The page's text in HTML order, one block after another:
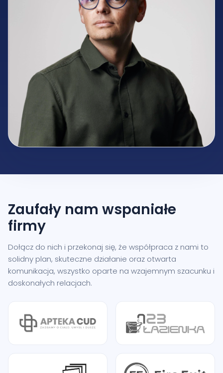
Zaufały nam wspaniałe
firmy
Dołącz do nich i przekonaj się, że współpraca z nami to
solidny plan, skuteczne działanie oraz otwarta
komunikacja, wszystko oparte na wzajemnym szacunku i
doskonałych relacjach.